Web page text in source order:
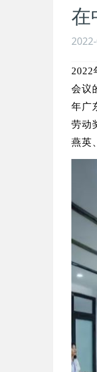
在
2022
会议
年广
劳动
燕英